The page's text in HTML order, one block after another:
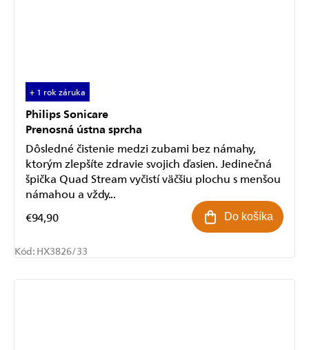
+ 1 rok záruka
Philips Sonicare
Prenosná ústna sprcha
€94,90 Do košíka
Dôsledné čistenie medzi zubami bez námahy,
ktorým zlepšíte zdravie svojich ďasien. Jedinečná
špička Quad Stream vyčistí väčšiu plochu s menšou
námahou a vždy...
Kód: HX3826/33